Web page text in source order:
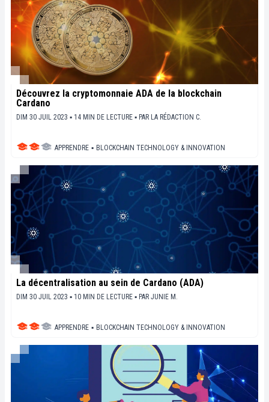
Découvrez la cryptomonnaie ADA de la blockchain
Cardano
DIM 30 JUIL 2023 ▪ 14 MIN DE LECTURE ▪ PAR LA RÉDACTION C.
APPRENDRE ▪ BLOCKCHAIN TECHNOLOGY & INNOVATION
La décentralisation au sein de Cardano (ADA)
DIM 30 JUIL 2023 ▪ 10 MIN DE LECTURE ▪ PAR JUNIE M.
APPRENDRE ▪ BLOCKCHAIN TECHNOLOGY & INNOVATION